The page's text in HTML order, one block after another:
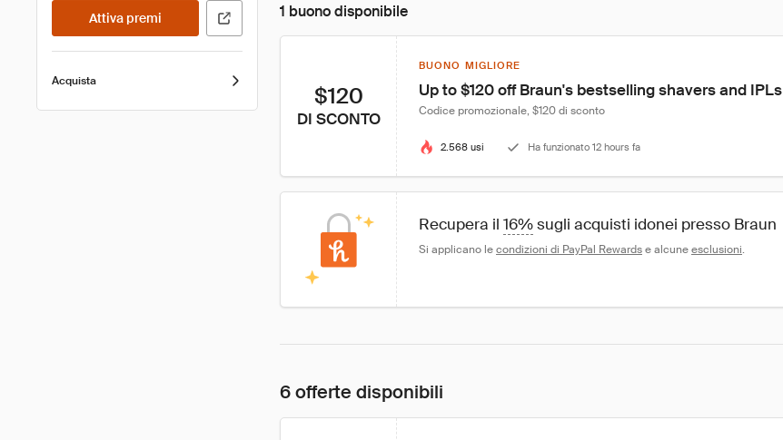
Attiva premi
Acquista
1 buono disponibile
$120
DI SCONTO
BUONO MIGLIORE
Up to $120 off Braun's bestselling shavers and IPLs
Codice promozionale, $120 di sconto
2.568 usi Ha funzionato 12 hours fa
Recupera il 16% sugli acquisti idonei presso Braun
Si applicano le condizioni di PayPal Rewards e alcune esclusioni.
6 offerte disponibili